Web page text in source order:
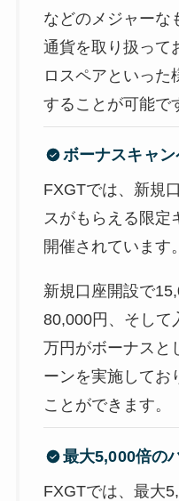
などのメジャーな
通貨を取り扱って
ロスペアといった
することが可能で
ボーナスキャ
FXGTでは、新規
スがもらえる限定
開催されています。
新規口座開設で
80,000円、そして
万円がボーナスと
ーンを実施してお
ことができます。
最大5,000倍の
FXGTでは、最大